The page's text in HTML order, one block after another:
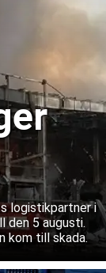
logistikpartner i
den 5 augusti.
kom till skada.